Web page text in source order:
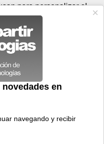
por fecha-Ordenar por pertinencia
Registrar Conectar
para personalizar el
funciones de medios
Además, compartimos
del sitio web con nuestros
publicidad y de análisis
OK